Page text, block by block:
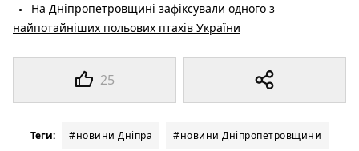
25
На Дніпропетровщині зафіксували одного з
найпотайніших польових птахів України
Теги: #новини Дніпра #новини Дніпропетровщини